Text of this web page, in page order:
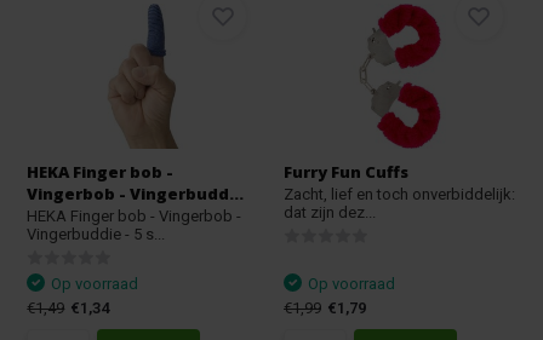
HEKA Finger bob -
Vingerbob - Vingerbudd...
HEKA Finger bob - Vingerbob -
Vingerbuddie - 5 s...
Op voorraad
€1,49 €1,34
Furry Fun Cuffs
Zacht, lief en toch onverbiddelijk:
dat zijn dez...
Op voorraad
€1,99 €1,79